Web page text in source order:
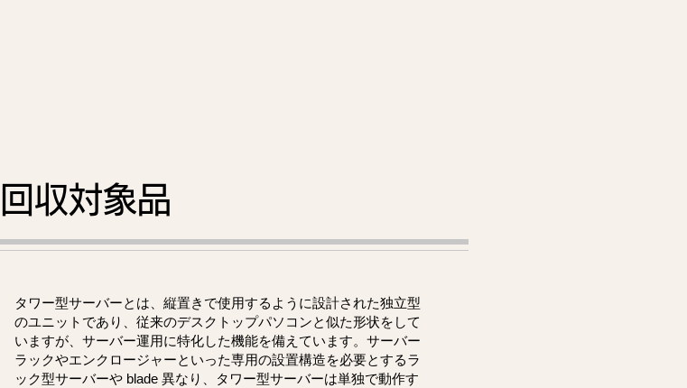
回収対象品
タワー型サーバーとは、縦置きで使用するように設計された独立型
のユニットであり、従来のデスクトップパソコンと似た形状をして
いますが、サーバー運用に特化した機能を備えています。サーバー
ラックやエンクロージャーといった専用の設置構造を必要とするラ
ック型サーバーや blade 異なり、タワー型サーバーは単独で動作す